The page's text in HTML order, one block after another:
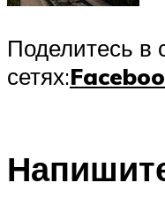
Поделитесь в
сетях: